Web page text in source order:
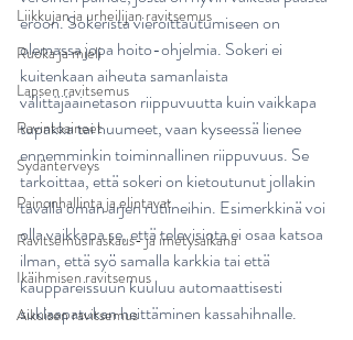
Liikkujan ja urheilijan ravitsemus
Ruoka ja mieli
Lapsen ravitsemus
Ravintoaineet
Sydänterveys
Painonhallinta ja elintavat
Ravitsemus raskaus- ja imetysaikana
Ikäihmisen ravitsemus
Aikuisen ravitsemus
eroon. Sokerista vieroittautumiseen on
olemassa jopa hoito-ohjelmia. Sokeri ei
kuitenkaan aiheuta samanlaista
välittäjäainetason riippuvuutta kuin vaikkapa
tupakka tai huumeet, vaan kyseessä lienee
ennemminkin toiminnallinen riippuvuus. Se
tarkoittaa, että sokeri on kietoutunut jollakin
tavalla oman arjen rutiineihin. Esimerkkinä voi
olla vaikkapa se, että televisiota ei osaa katsoa
ilman, että syö samalla karkkia tai että
kauppareissuun kuuluu automaattisesti
suklaapatukan heittäminen kassahihnalle.